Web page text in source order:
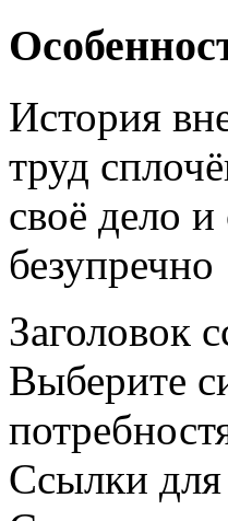
История
труд
своё дело
безупречно
Заголовок
Выберите
Ссылки